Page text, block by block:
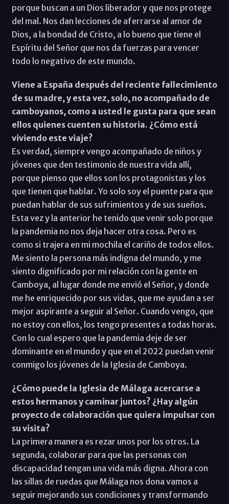
porque buscan a un Dios liberador y que nos protege
del mal. Nos dan lecciones de aferrarse al amor de
Dios, a la bondad de Cristo, a lo bueno que tiene el
Espíritu del Señor que nos da fuerzas para vencer
todo lo negativo de este mundo.
Viene a España después del reciente fallecimiento
de su madre, y esta vez, solo, no acompañado de
camboyanos, como a usted le gusta para que sean
ellos quienes cuenten su historia. ¿Cómo está
viviendo este viaje?
Es verdad, siempre vengo acompañado de niños y
jóvenes que den testimonio de nuestra vida allí,
porque pienso que ellos son los protagonistas y los
que tienen que hablar. Yo solo soy el puente para que
puedan hablar de sus sufrimientos y de sus sueños.
Esta vez y la anterior he tenido que venir solo porque
la pandemia no nos deja hacer otra cosa. Pero es
como si trajera en mi mochila el cariño de todos ellos.
Me siento la persona más indigna del mundo, y me
siento dignificado por mi relación con la gente en
Camboya, al lugar donde me envió el Señor, y donde
me he enriquecido por sus vidas, que me ayudan a ser
mejor aspirante a seguir al Señor. Cuando vengo, que
no estoy con ellos, los tengo presentes a todas horas.
Con lo cual espero que la pandemia deje de ser
dominante en el mundo y que en el 2022 puedan venir
conmigo los jóvenes de la Iglesia de Camboya.
¿Cómo puede la Iglesia de Málaga acercarse a
estos hermanos y caminar juntos? ¿Hay algún
proyecto de colaboración que quiera impulsar con
su visita?
La primera manera es rezar unos por los otros. La
segunda, colaborar para que las personas con
discapacidad tengan una vida más digna. Ahora con
las sillas de ruedas que Málaga nos dona vamos a
seguir mejorando sus condiciones y transformando